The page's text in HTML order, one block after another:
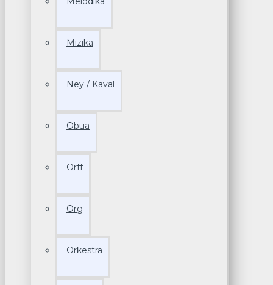
Mızıka
Ney / Kaval
Obua
Orff
Org
Orkestra